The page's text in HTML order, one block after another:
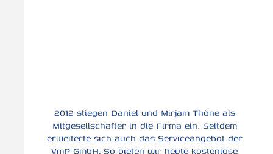
2012 stiegen Daniel und Mirjam Thöne als
Mitgesellschafter in die Firma ein. Seitdem
erweiterte sich auch das Serviceangebot der
VmP GmbH, So bieten wir heute kostenlose